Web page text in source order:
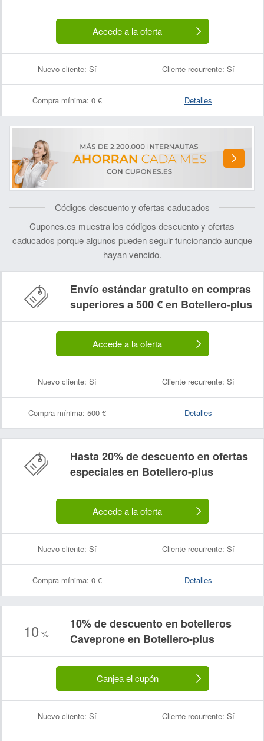
Accede a la oferta
Nuevo cliente: Sí Cliente recurrente: Sí
Compra mínima: 0 € Detalles
Códigos descuento y ofertas caducados
Cupones.es muestra los códigos descuento y ofertas
caducados porque algunos pueden seguir funcionando aunque
hayan vencido.
Envío estándar gratuito en compras
superiores a 500 € en Botellero-plus
Accede a la oferta
Nuevo cliente: Sí Cliente recurrente: Sí
Compra mínima: 500 € Detalles
Hasta 20% de descuento en ofertas
especiales en Botellero-plus
Accede a la oferta
Nuevo cliente: Sí Cliente recurrente: Sí
Compra mínima: 0 € Detalles
10 %
10% de descuento en botelleros
Caveprone en Botellero-plus
Canjea el cupón
Nuevo cliente: Sí Cliente recurrente: Sí